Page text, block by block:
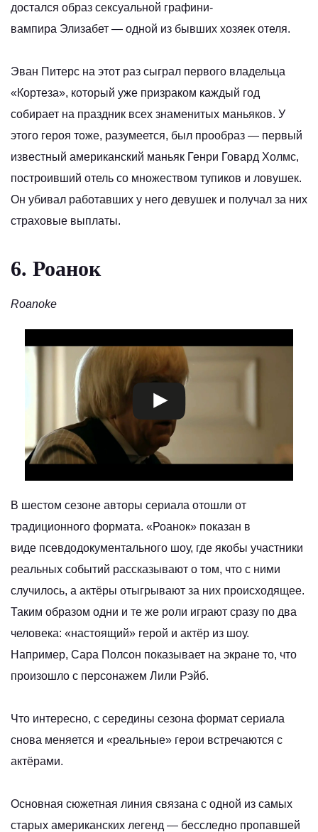
достался образ сексуальной графини-
вампира Элизабет — одной из бывших хозяек отеля.
Эван Питерс на этот раз сыграл первого владельца
«Кортеза», который уже призраком каждый год
собирает на праздник всех знаменитых маньяков. У
этого героя тоже, разумеется, был прообраз — первый
известный американский маньяк Генри Говард Холмс,
построивший отель со множеством тупиков и ловушек.
Он убивал работавших у него девушек и получал за них
страховые выплаты.
6. Роанок
Roanoke
В шестом сезоне авторы сериала отошли от
традиционного формата. «Роанок» показан в
виде псевдодокументального шоу, где якобы участники
реальных событий рассказывают о том, что с ними
случилось, а актёры отыгрывают за них происходящее.
Таким образом одни и те же роли играют сразу по два
человека: «настоящий» герой и актёр из шоу.
Например, Сара Полсон показывает на экране то, что
произошло с персонажем Лили Рэйб.
Что интересно, с середины сезона формат сериала
снова меняется и «реальные» герои встречаются с
актёрами.
Основная сюжетная линия связана с одной из самых
старых американских легенд — бесследно пропавшей